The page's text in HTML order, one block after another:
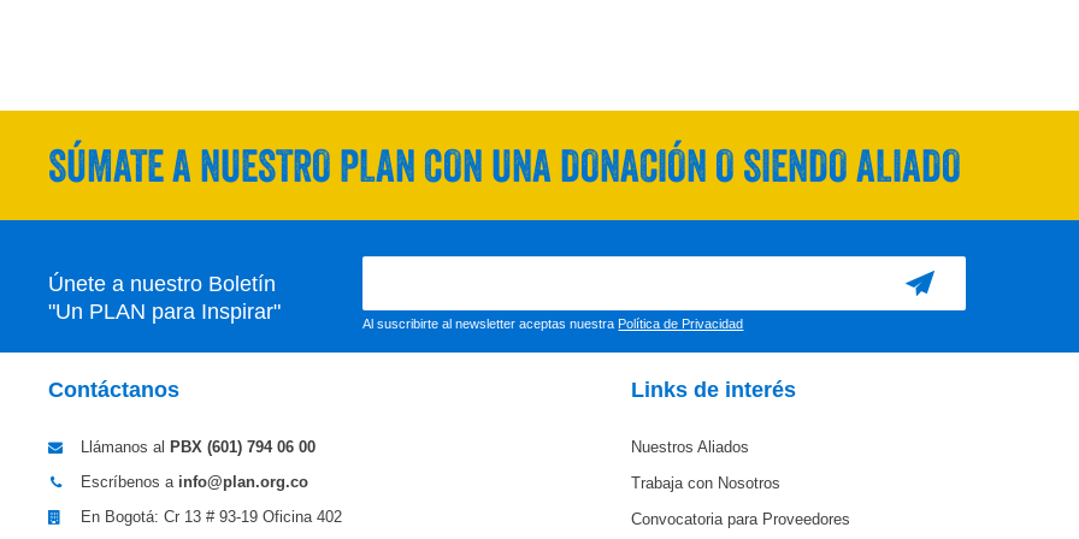
SÚMATE A NUESTRO PLAN CON UNA DONACIÓN O SIENDO ALIADO
Únete a nuestro Boletín
"Un PLAN para Inspirar"
Al suscribirte al newsletter aceptas nuestra Política de Privacidad
Contáctanos
Llámanos al PBX (601) 794 06 00
Escríbenos a info@plan.org.co
En Bogotá: Cr 13 # 93-19 Oficina 402
Links de interés
Nuestros Aliados
Trabaja con Nosotros
Convocatoria para Proveedores